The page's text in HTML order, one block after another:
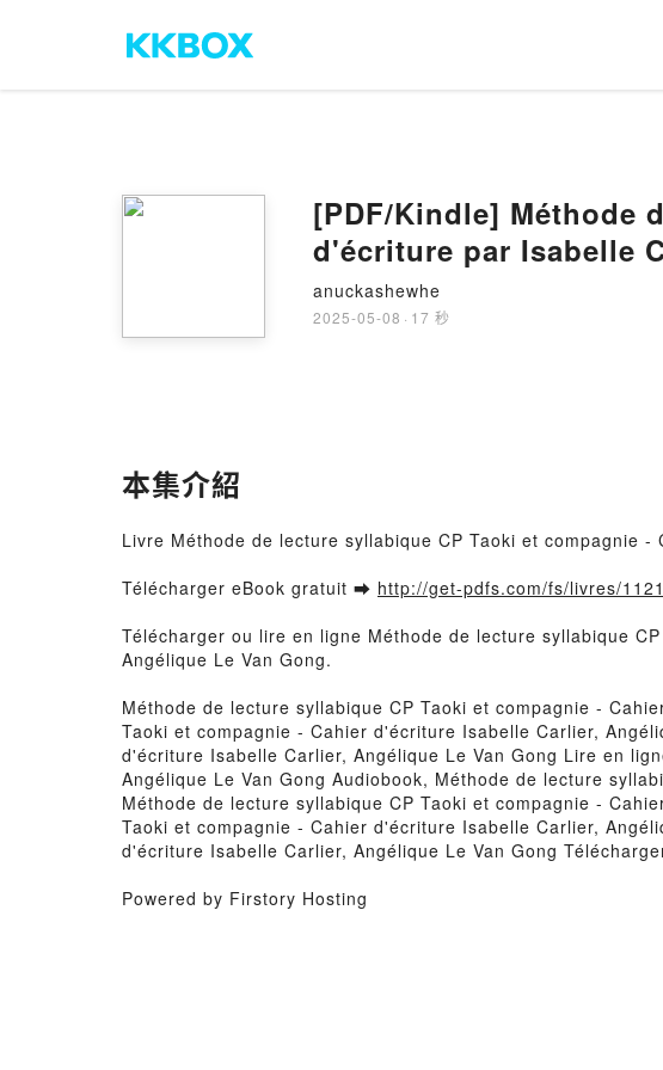
[PDF/Kindle] Méthode de
d'écriture par Isabelle
anuckashewhe
2025-05-08 · 17 秒
本集介紹
Livre Méthode de lecture syllabique CP Taoki et compagnie
Télécharger eBook gratuit ➡ http://get-pdfs.com/fs/livres/
Télécharger ou lire en ligne Méthode de lecture syllabique
Angélique Le Van Gong.
Méthode de lecture syllabique CP Taoki et compagnie -
Taoki et compagnie - Cahier d'écriture Isabelle Carlier,
d'écriture Isabelle Carlier, Angélique Le Van Gong Lire en
Angélique Le Van Gong Audiobook, Méthode de lecture
Méthode de lecture syllabique CP Taoki et compagnie -
Taoki et compagnie - Cahier d'écriture Isabelle Carlier,
d'écriture Isabelle Carlier, Angélique Le Van Gong
Powered by Firstory Hosting